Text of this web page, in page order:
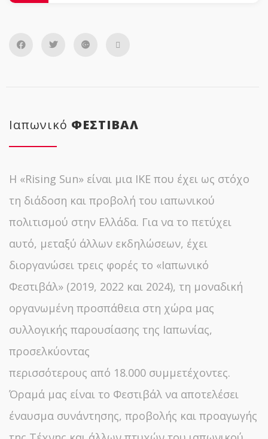
Ιαπωνικό ΦΕΣΤΙΒΑΛ
Η «Rising Sun» είναι μια ΙΚΕ που έχει ως στόχο
τη διάδοση και προβολή του ιαπωνικού
πολιτισμού στην Ελλάδα. Για να το πετύχει
αυτό, μεταξύ άλλων εκδηλώσεων, έχει
διοργανώσει τρεις φορές το «Ιαπωνικό
Φεστιβάλ» (2019, 2022 και 2024), τη μοναδική
οργανωμένη προσπάθεια στη χώρα μας
συλλογικής παρουσίασης της Ιαπωνίας,
προσελκύοντας
περισσότερους από 18.000 συμμετέχοντες.
Όραμά μας είναι το Φεστιβάλ να αποτελέσει
έναυσμα συνάντησης, προβολής και προαγωγής